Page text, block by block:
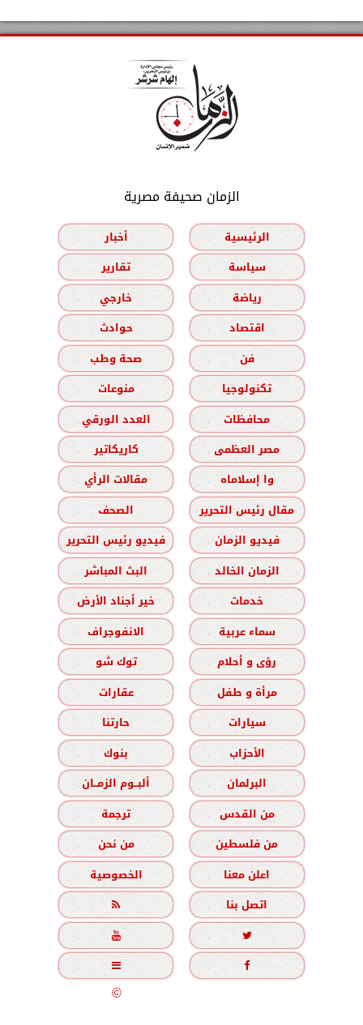
الزمان صحيفة مصرية
الرئيسية
أخبار
سياسة
تقارير
رياضة
خارجي
اقتصاد
حوادث
فن
صحة وطب
تكنولوجيا
منوعات
محافظات
العدد الورقي
مصر العظمى
كاريكاتير
وا إسلاماه
مقالات الرأي
مقال رئيس التحرير
الصحف
فيديو الزمان
فيديو رئيس التحرير
الزمان الخالد
البث المباشر
خدمات
خير أجناد الأرض
سماء عربية
الانفوجراف
رؤى و أحلام
توك شو
مرأة و طفل
عقارات
سيارات
حارتنا
الأحزاب
بنوك
البرلمان
ألبــوم الزمــان
من القدس
ترجمة
من فلسطين
من نحن
اعلن معنا
الخصوصية
اتصل بنا





جميع الحقوق محفوظة©